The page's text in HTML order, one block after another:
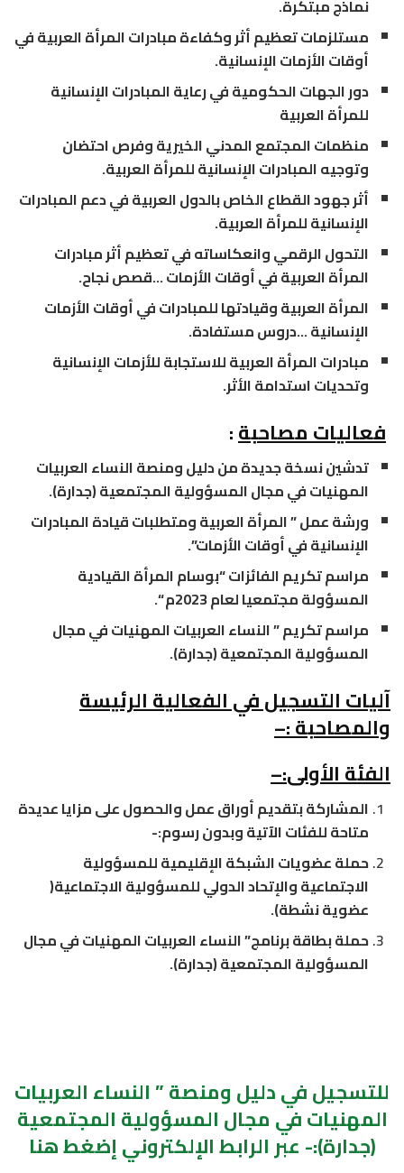
نماذج مبتكرة.
مستلزمات تعظيم أثر وكفاءة مبادرات المرأة العربية في
أوقات الأزمات الإنسانية.
دور الجهات الحكومية في رعاية المبادرات الإنسانية
للمرأة العربية
منظمات المجتمع المدني الخيرية وفرص احتضان
وتوجيه المبادرات الإنسانية للمرأة العربية.
أثر جهود القطاع الخاص بالدول العربية في دعم المبادرات
الإنسانية للمرأة العربية.
التحول الرقمي وانعكاساته في تعظيم أثر مبادرات
المرأة العربية في أوقات الأزمات …قصص نجاح.
المرأة العربية وقيادتها للمبادرات في أوقات الأزمات
الإنسانية …دروس مستفادة.
مبادرات المرأة العربية للاستجابة للأزمات الإنسانية
وتحديات استدامة الأثر.
فعاليات مصاحبة:
تدشين نسخة جديدة من دليل ومنصة النساء العربيات
المهنيات في مجال المسؤولية المجتمعية (جدارة).
ورشة عمل ” المرأة العربية ومتطلبات قيادة المبادرات
الإنسانية في أوقات الأزمات”.
مراسم تكريم الفائزات “بوسام المرأة القيادية
المسؤولة مجتمعيا لعام 2023م “.
مراسم تكريم ” النساء العربيات المهنيات في مجال
المسؤولية المجتمعية (جدارة).
آليات التسجيل في الفعالية الرئيسة
والمصاحبة:
–
الفئة الأولى:
–
المشاركة بتقديم أوراق عمل والحصول على مزايا عديدة
متاحة للفئات الآتية وبدون رسوم:-
حملة عضويات الشبكة الإقليمية للمسؤولية
الاجتماعية والإتحاد الدولي للمسؤولية الاجتماعية(
عضوية نشطة).
حملة بطاقة برنامج” النساء العربيات المهنيات في مجال
المسؤولية المجتمعية (جدارة).
للتسجيل في دليل ومنصة ” النساء العربيات
المهنيات في مجال المسؤولية المجتمعية
(جدارة):- عبر الرابط الإلكتروني إضغط هنا